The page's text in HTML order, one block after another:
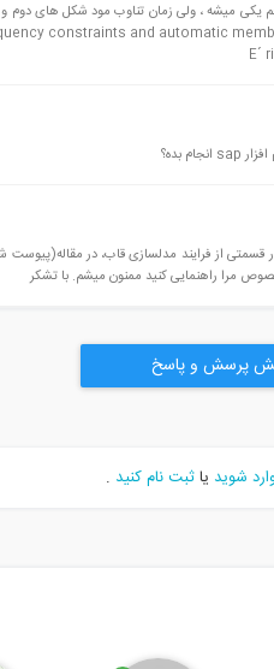
میشه ، ولی زمان تناوب مود شکل های دوم
constraints and automatic
E´
از فرایند مدلسازی قاب، در مقاله(پیوست
پرسش و پاسخ
شوید یاثبت نام کنید .